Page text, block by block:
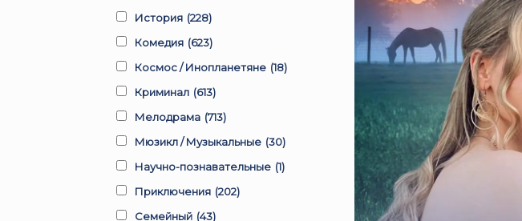
История (228)
Комедия (623)
Космос / Инопланетяне (18)
Криминал (613)
Мелодрама (713)
Мюзикл / Музыкальные (30)
Научно-познавательные (1)
Приключения (202)
Семейный (43)